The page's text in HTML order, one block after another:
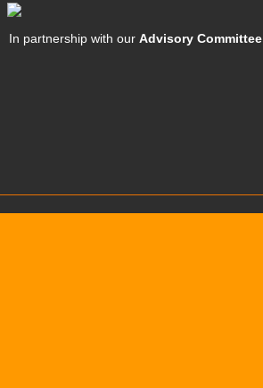
In partnership with ourAdvisory Committee